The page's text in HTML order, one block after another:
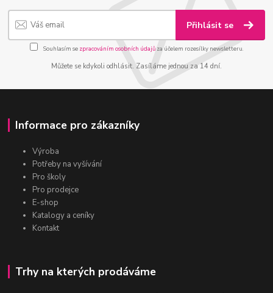
Přihlásit se
Souhlasím se zpracováním osobních údajůza účelem rozesílky newsletteru.
Můžete se kdykoli odhlásit. Zasíláme jednou za 14 dní.
Informace pro zákazníky
Výroba
Potřeby na vyšívání
Pro školy
Pro prodejce
E-shop
Katalogy a ceníky
Kontakt
Trhy na kterých prodáváme